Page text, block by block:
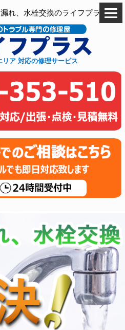
れ、水栓交換のライフプラス
リア 対応の修理サービス